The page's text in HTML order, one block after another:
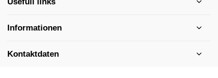
Informationen
Kontaktdaten